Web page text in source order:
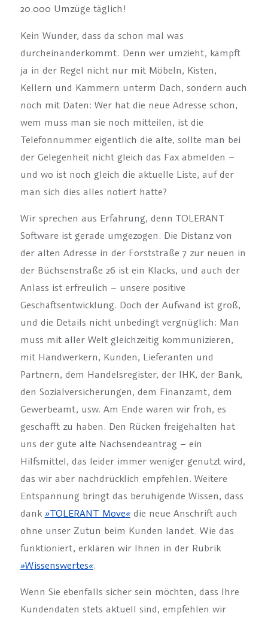
20.000 Umzüge täglich!
Kein Wunder, dass da schon mal was
durcheinanderkommt. Denn wer umzieht, kämpft
ja in der Regel nicht nur mit Möbeln, Kisten,
Kellern und Kammern unterm Dach, sondern auch
noch mit Daten: Wer hat die neue Adresse schon,
wem muss man sie noch mitteilen, ist die
Telefonnummer eigentlich die alte, sollte man bei
der Gelegenheit nicht gleich das Fax abmelden –
und wo ist noch gleich die aktuelle Liste, auf der
man sich dies alles notiert hatte?
Wir sprechen aus Erfahrung, denn TOLERANT
Software ist gerade umgezogen. Die Distanz von
der alten Adresse in der Forststraße 7 zur neuen in
der Büchsenstraße 26 ist ein Klacks, und auch der
Anlass ist erfreulich – unsere positive
Geschäftsentwicklung. Doch der Aufwand ist groß,
und die Details nicht unbedingt vergnüglich: Man
muss mit aller Welt gleichzeitig kommunizieren,
mit Handwerkern, Kunden, Lieferanten und
Partnern, dem Handelsregister, der IHK, der Bank,
den Sozialversicherungen, dem Finanzamt, dem
Gewerbeamt, usw. Am Ende waren wir froh, es
geschafft zu haben. Den Rücken freigehalten hat
uns der gute alte Nachsendeantrag – ein
Hilfsmittel, das leider immer weniger genutzt wird,
das wir aber nachdrücklich empfehlen. Weitere
Entspannung bringt das beruhigende Wissen, dass
dank»TOLERANT Move«die neue Anschrift auch
ohne unser Zutun beim Kunden landet. Wie das
funktioniert, erklären wir Ihnen in der Rubrik
»Wissenswertes«.
Wenn Sie ebenfalls sicher sein möchten, dass Ihre
Kundendaten stets aktuell sind, empfehlen wir